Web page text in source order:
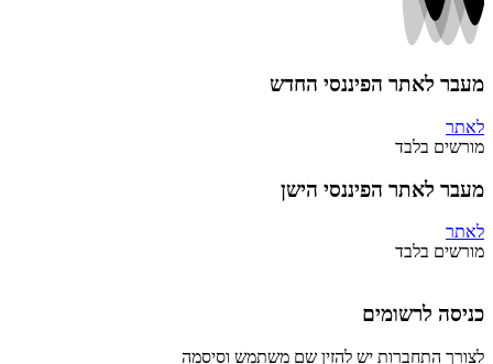
מעבר לאתר הפיננסי החדש
לאתר
מורשים בלבד
מעבר לאתר הפיננסי הישן
לאתר
מורשים בלבד
כניסה לרשומים
לצורך התחברות יש להזין שם משתמש וסיסמה